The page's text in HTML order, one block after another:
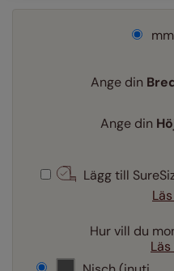
mm
Ange din
Ange din
Lägg till
Hur vill du